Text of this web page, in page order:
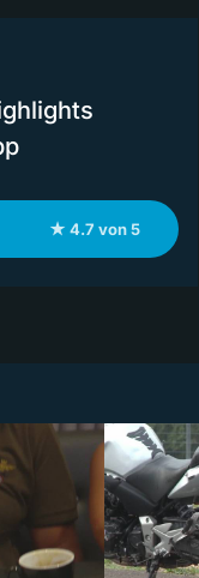
★ 4.7 von 5